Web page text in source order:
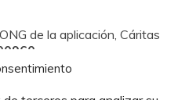
de la aplicación, Cáritas